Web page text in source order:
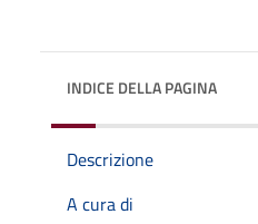
INDICE DELLA PAGINA
Descrizione
A cura di